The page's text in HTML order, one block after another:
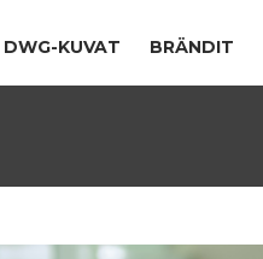
DWG-KUVAT BRÄNDIT